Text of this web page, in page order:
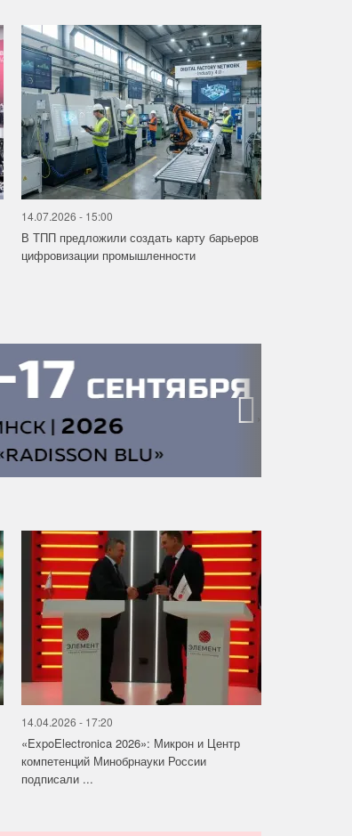
14.07.2026 - 15:00
В ТПП предложили создать карту барьеров
цифровизации промышленности
›
14.04.2026 - 17:20
«ExpoElectronica 2026»: Микрон и Центр
компетенций Минобрнауки России
подписали ...